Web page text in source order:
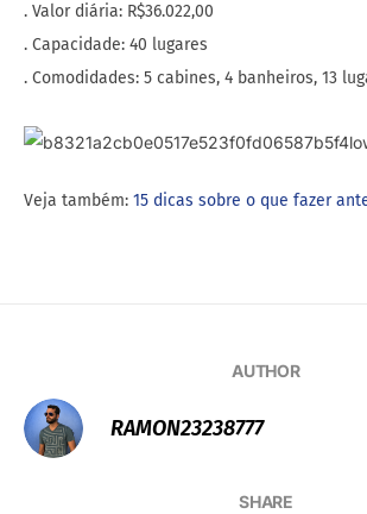
. Valor diária: R$36.022,00
. Capacidade: 40 lugares
. Comodidades: 5 cabines, 4 banheiros, 13
Veja também: 15 dicas sobre o que fazer
AUTHOR
RAMON23238777
SHARE